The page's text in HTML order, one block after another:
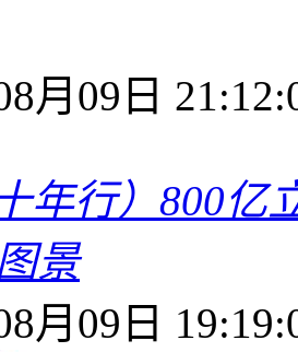
月09日
年行）800
景
月09日